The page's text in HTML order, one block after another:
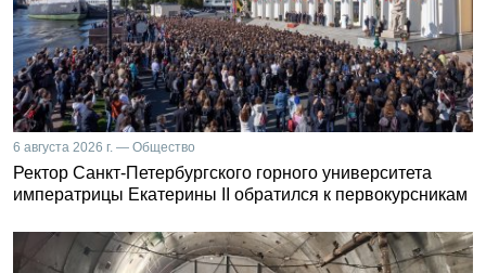
6 августа 2026 г. — Общество
Ректор Санкт-Петербургского горного университета
императрицы Екатерины II обратился к первокурсникам